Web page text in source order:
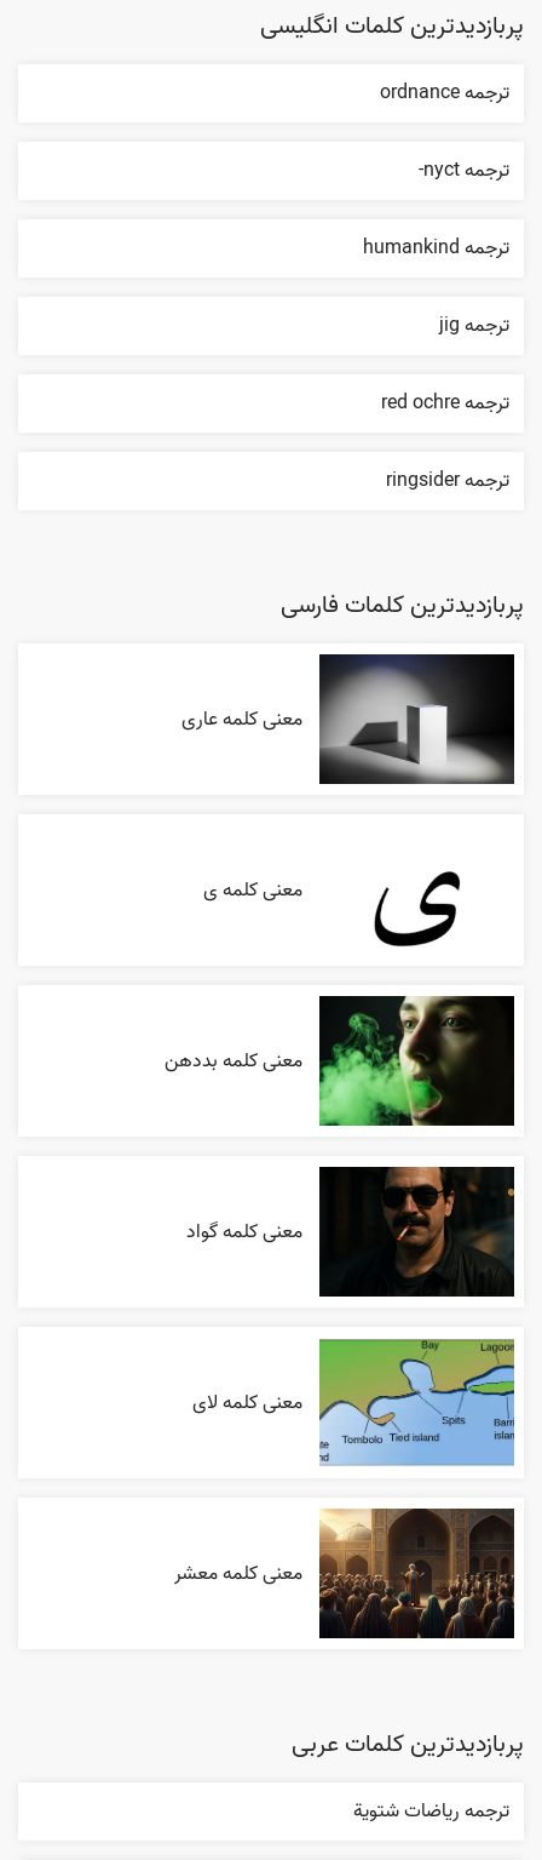
پربازدیدترین کلمات انگلیسی
ترجمه ordnance
ترجمه nyct-
ترجمه humankind
ترجمه jig
ترجمه red ochre
ترجمه ringsider
پربازدیدترین کلمات فارسی
معنی کلمه عاری
معنی کلمه ی
معنی کلمه بددهن
معنی کلمه گواد
معنی کلمه لای
معنی کلمه معشر
پربازدیدترین کلمات عربی
ترجمه رياضات شتوية